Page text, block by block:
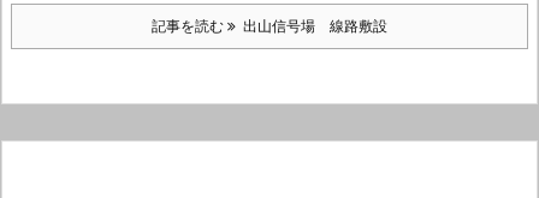
記事を読む 出山信号場 線路敷設